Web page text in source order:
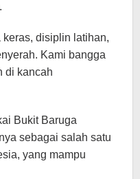
disiplin latihan,
Kami bangga
di kancah
Bukit Baruga
sebagai salah satu
yang mampu